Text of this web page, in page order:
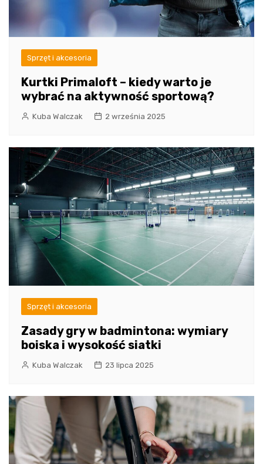
Sprzęt i akcesoria
Kurtki Primaloft – kiedy warto je
wybrać na aktywność sportową?
Kuba Walczak 2 września 2025
Sprzęt i akcesoria
Zasady gry w badmintona: wymiary
boiska i wysokość siatki
Kuba Walczak 23 lipca 2025